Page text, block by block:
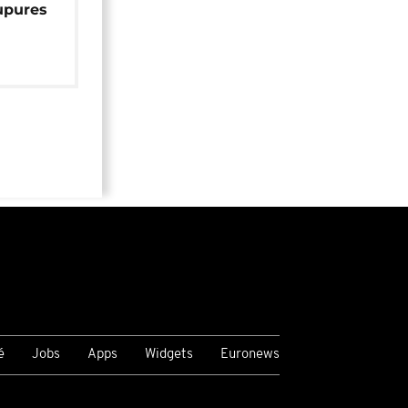
Jobs Apps Widgets Euronews